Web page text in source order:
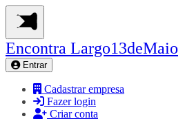
Encontra Largo13deMaio
Entrar
Cadastrar empresa
Fazer login
Criar conta